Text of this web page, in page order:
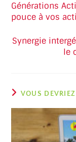
Générations
pouce à vos
Synergie
le
VOUS